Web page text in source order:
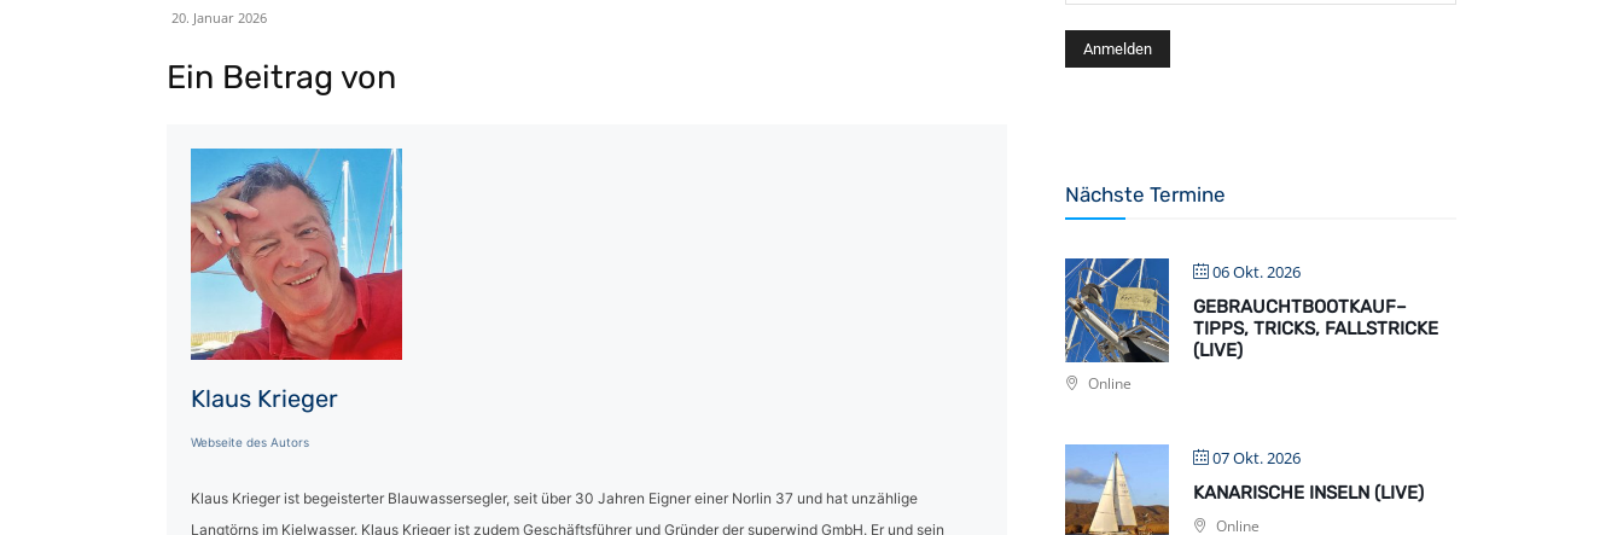
20. Januar 2026
Ein Beitrag von
Klaus Krieger
Webseite des Autors
Klaus Krieger ist begeisterter Blauwassersegler, seit über 30 Jahren Eigner einer Norlin 37 und hat unzählige
Langtörns im Kielwasser. Klaus Krieger ist zudem Geschäftsführer und Gründer der superwind GmbH. Er und sein
Nächste Termine
06 Okt. 2026
GEBRAUCHTBOOTKAUF–
TIPPS, TRICKS, FALLSTRICKE
(LIVE)
Online
07 Okt. 2026
KANARISCHE INSELN (LIVE)
Online